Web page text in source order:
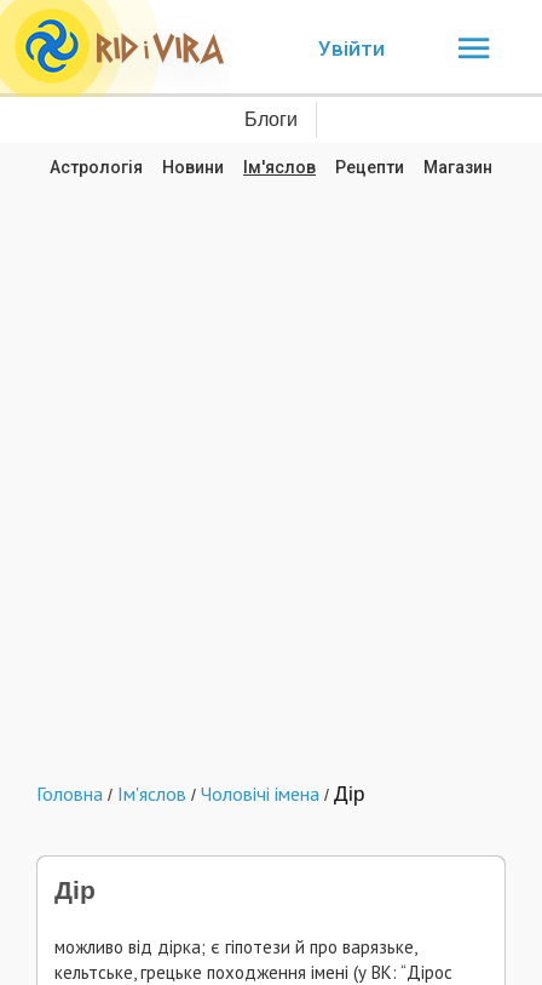
Увійти
Блоги
Астрологія Новини Ім'яслов Рецепти Магазин
Головна / Ім'яслов / Чоловічі імена / Дір
Дір
можливо від дірка; є гіпотези й про варязьке,
кельтське, грецьке походження імені (у ВК: “Дірос